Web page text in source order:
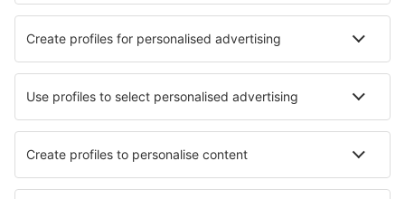
Hoteluri în Angra Do Heroismo Hoteluri în Vila Nova De Cacela
Cele mai bune hoteluri - orașe
Hoteluri Kamionka Wielka Hoteluri în Palagonia